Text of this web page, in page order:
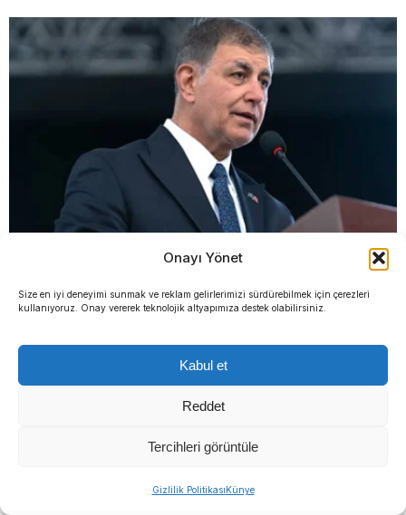
Onayı Yönet
Size en iyi deneyimi sunmak ve reklam gelirlerimizi sürdürebilmek için çerezleri
kullanıyoruz. Onay vererek teknolojik altyapımıza destek olabilirsiniz.
Kabul et
Reddet
Tercihleri görüntüle
Gizlilik PolitikasıKünye
Başkan Tugay’dan flaş WhatsApp hamlesi: Ortak iletişim